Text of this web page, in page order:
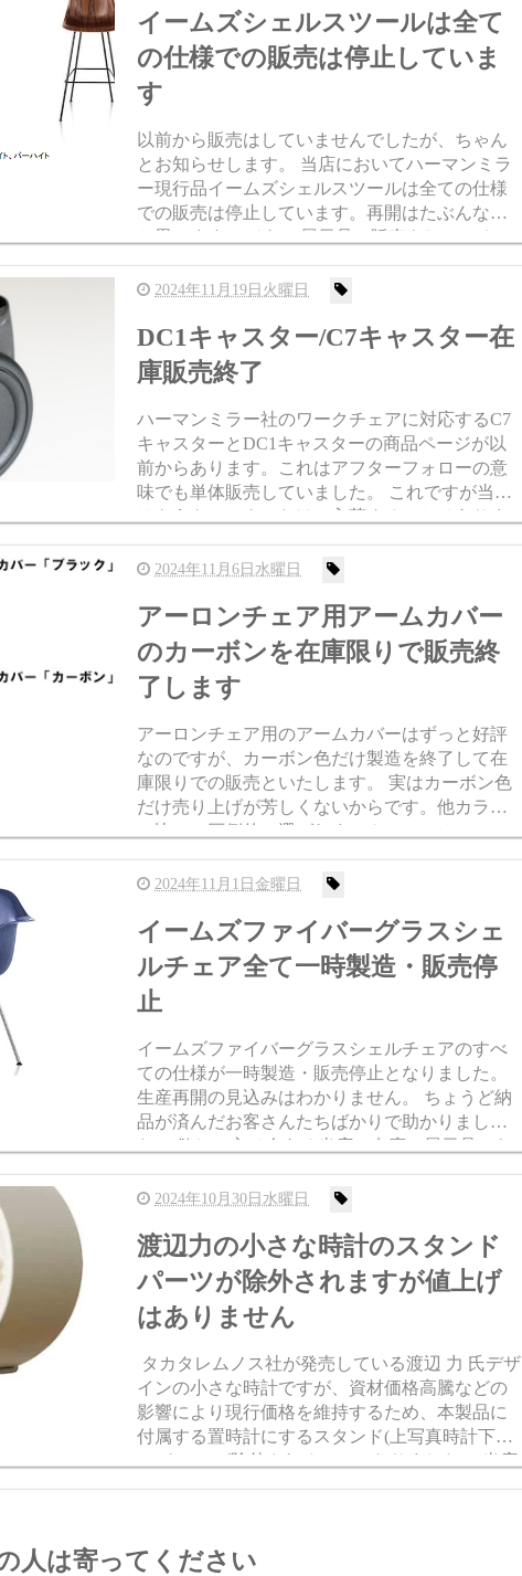
イームズシェルスツールは全て
の仕様での販売は停止していま
す
以前から販売はしていませんでしたが、ちゃん
とお知らせします。 当店においてハーマンミラ
ー現行品イームズシェルスツールは全ての仕様
での販売は停止しています。再開はたぶんない
と思います。 それで展示品の販売をしているの
ですが、全然これ売れません。 イームズプラス
チックサイドチェア ス...
2024年11月19日火曜日
DC1キャスター/C7キャスター在
庫販売終了
ハーマンミラー社のワークチェアに対応するC7
キャスターとDC1キャスターの商品ページが以
前からあります。これはアフターフォローの意
味でも単体販売していました。 これですが当店
はもうキャスターだけで入荷することはありま
せんので在庫限りで販売終了となります。 すぐ
に欲しかった人は下記...
2024年11月6日水曜日
アーロンチェア用アームカバー
のカーボンを在庫限りで販売終
了します
アーロンチェア用のアームカバーはずっと好評
なのですが、カーボン色だけ製造を終了して在
庫限りでの販売といたします。 実はカーボン色
だけ売り上げが芳しくないからです。他カラー
に比べて圧倒的に選ばれません・・・ といって
も在庫はまだ大量にあるので全然これからも販
売は続けます。 でも物件...
2024年11月1日金曜日
イームズファイバーグラスシェ
ルチェア全て一時製造・販売停
止
イームズファイバーグラスシェルチェアのすべ
ての仕様が一時製造・販売停止となりました。
生産再開の見込みはわかりません。 ちょうど納
品が済んだお客さんたちばかりで助かりまし
た。 欲しい方は今ある当店の在庫か展示品から
お選びください。 ※下記に各種在庫展示品のリ
ンクを貼りましたのでお...
2024年10月30日水曜日
渡辺力の小さな時計のスタンド
パーツが除外されますが値上げ
はありません
タカタレムノス社が発売している渡辺 力 氏デザ
インの小さな時計ですが、資材価格高騰などの
影響により現行価格を維持するため、本製品に
付属する置時計にするスタンド(上写真時計下部
のパーツ)が除外されることとなりました。 当店
も現在庫まではスタンドが付きますので欲しい
人は寄ってください